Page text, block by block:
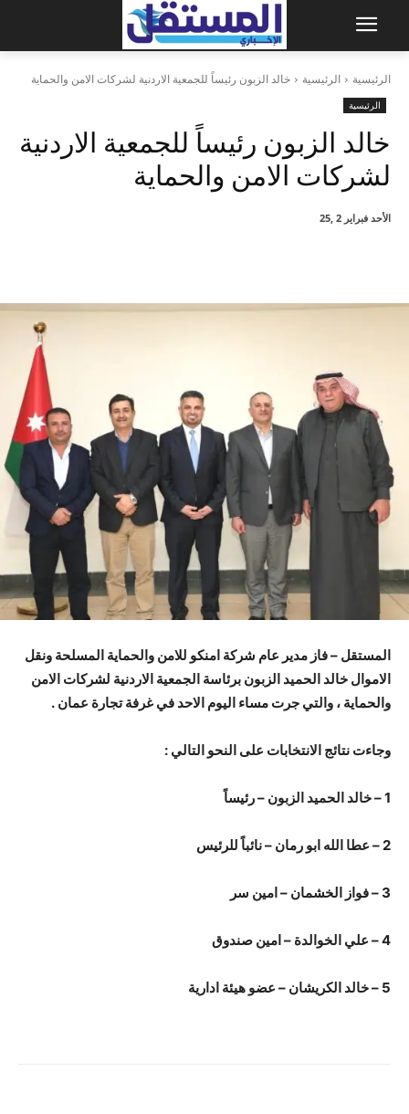
الرئيسية الرئيسية خالد الزبون رئيساً للجمعية الاردنية لشركات الامن والحماية
الرئيسية
خالد الزبون رئيساً للجمعية الاردنية
لشركات الامن والحماية
الأحد فبراير 2 ,25
المستقل – فاز مدير عام شركة امنكو للامن والحماية المسلحة ونقل
الاموال خالد الحميد الزبون برئاسة الجمعية الاردنية لشركات الامن
والحماية ، والتي جرت مساء اليوم الاحد في غرفة تجارة عمان .
وجاءت نتائج الانتخابات على النحو التالي :
1 – خالد الحميد الزبون – رئيساً
2 – عطا الله ابو رمان – نائباً للرئيس
3 – فواز الخشمان – امين سر
4 – علي الخوالدة – امين صندوق
5 – خالد الكريشان – عضو هيئة ادارية